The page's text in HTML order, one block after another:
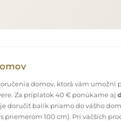
domov, ktorá vám umožní
Za príplatok 40 € ponúkame aj
doručiť balík priamo do vášho
priemerom 100 cm). Pri väčších